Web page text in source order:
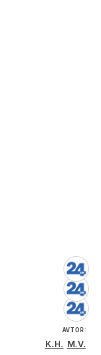
AVTOR:
K.H. M.V.